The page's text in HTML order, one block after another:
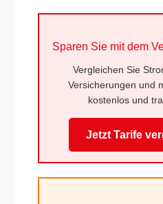
Sparen Sie mit dem
Vergleichen Sie
Versicherungen und
kostenlos und
Jetzt Tarife